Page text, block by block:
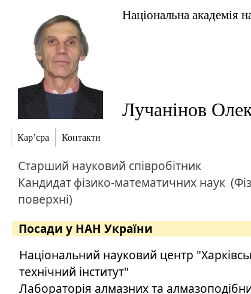
Національна академія
Лучанінов
Кар’єра Контакти
Старший науковий співробітник
Кандидатфізико-математичних наук
поверхні)
Посади у НАН України
Національний науковий центр
технічний інститут"
Лабораторія алмазних та